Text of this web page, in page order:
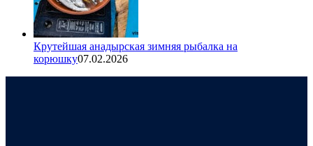
Крутейшая анадырская зимняя рыбалка на
корюшку07.02.2026